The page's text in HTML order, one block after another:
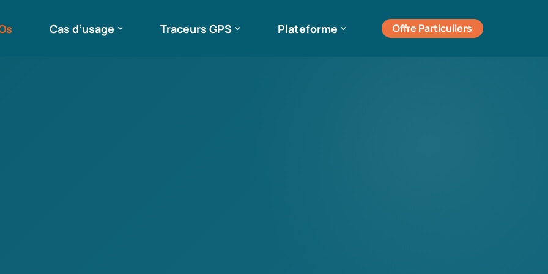
Cas d’usage Traceurs GPS Plateforme Offre Particuliers